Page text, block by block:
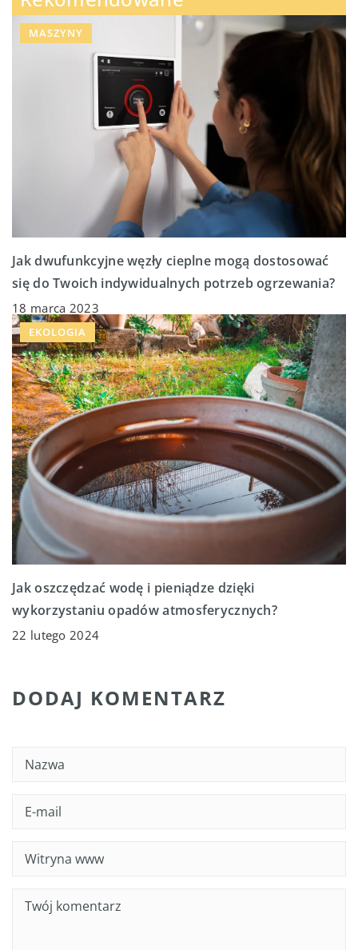
MASZYNY
Jak dwufunkcyjne węzły cieplne mogą dostosować
się do Twoich indywidualnych potrzeb ogrzewania?
18 marca 2023
EKOLOGIA
Jak oszczędzać wodę i pieniądze dzięki
wykorzystaniu opadów atmosferycznych?
22 lutego 2024
DODAJ KOMENTARZ